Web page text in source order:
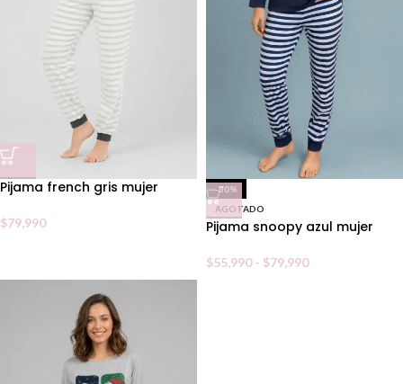
Pijama french gris mujer
$79,990
-30%
AGOTADO
Pijama snoopy azul mujer
$55,990 - $79,990